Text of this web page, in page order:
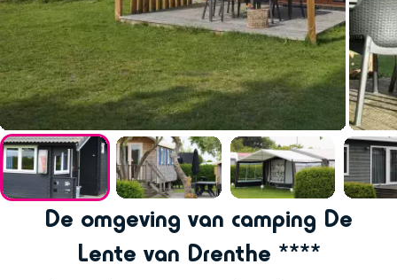
De omgeving van camping De
Lente van Drenthe ****